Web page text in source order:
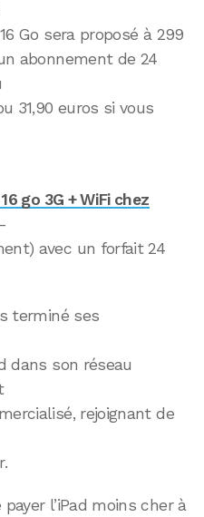
Go sera proposé à 299
abonnement de 24
31,90 euros si vous
go 3G + WiFi chez
avec un forfait 24
terminé ses
dans son réseau
rejoignant de
l’iPad moins cher à